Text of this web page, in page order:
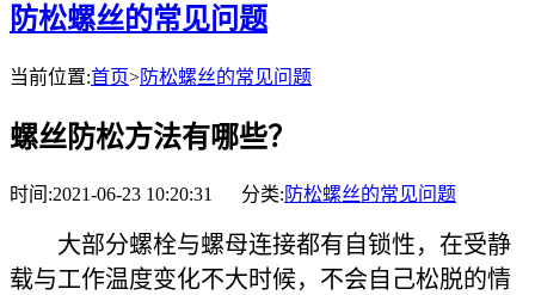
防松螺丝的常见问题
当前位置:首页>防松螺丝的常见问题
螺丝防松方法有哪些？
时间:2021-06-23 10:20:31 分类: 防松螺丝的常见问题
大部分螺栓与螺母连接都有自锁性，在受静
载与工作温度变化不大时候，不会自己松脱的情